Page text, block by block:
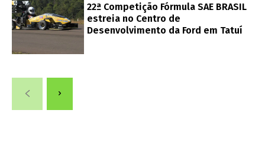
22ª Competição Fórmula SAE BRASIL
estreia no Centro de
Desenvolvimento da Ford em Tatuí